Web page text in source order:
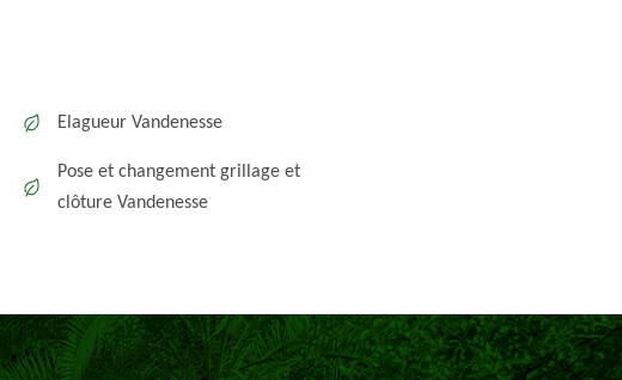
Elagueur Vandenesse
Pose et changement grillage et
clôture Vandenesse